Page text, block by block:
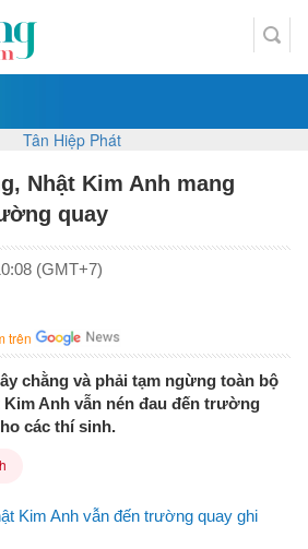
Nhật Kim Anh mang
quay
(GMT+7)
trên
chằng và phải tạm ngừng toàn bộ
Anh vẫn nén đau đến trường
các thí sinh.
Kim Anh vẫn đến trường quay ghi